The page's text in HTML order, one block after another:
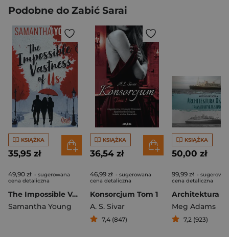
Podobne do Zabić Sarai
KSIĄŻKA
35,95 zł
49,90 zł - sugerowana
cena detaliczna
The Impossible Vastness of Us
Samantha Young
KSIĄŻKA
36,54 zł
46,99 zł - sugerowana
cena detaliczna
Konsorcjum Tom 1
A. S. Sivar
7,4 (847)
KSIĄŻKA
50,00 zł
99,99 zł -
cena detaliczna
Architektura
Meg Adams
7,2 (923)